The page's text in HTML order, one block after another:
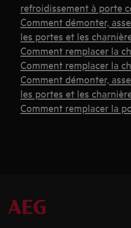
refroidissement à porte
Comment démonter,
les portes et les
Comment remplacer la
Comment remplacer la
Comment démonter,
les portes et les
Comment remplacer la